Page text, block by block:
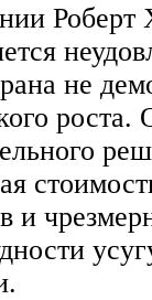
Роберт
не
роста.
и